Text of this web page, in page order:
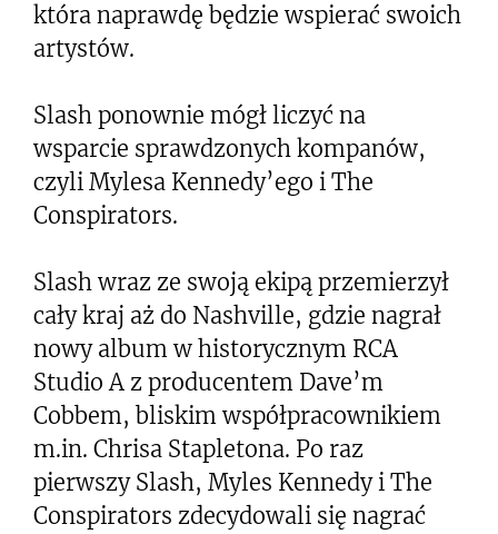
która naprawdę będzie wspierać swoich
artystów.
Slash ponownie mógł liczyć na
wsparcie sprawdzonych kompanów,
czyli Mylesa Kennedy’ego i The
Conspirators.
Slash wraz ze swoją ekipą przemierzył
cały kraj aż do Nashville, gdzie nagrał
nowy album w historycznym RCA
Studio A z producentem Dave’m
Cobbem, bliskim współpracownikiem
m.in. Chrisa Stapletona. Po raz
pierwszy Slash, Myles Kennedy i The
Conspirators zdecydowali się nagrać